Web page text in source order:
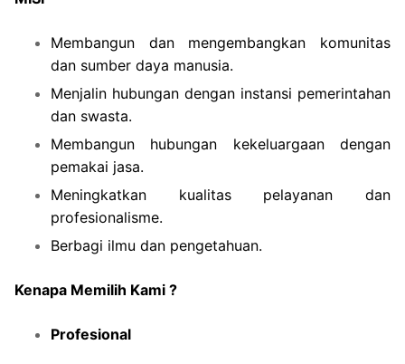
Membangun dan mengembangkan komunitas
dan sumber daya manusia.
Menjalin hubungan dengan instansi pemerintahan
dan swasta.
Membangun hubungan kekeluargaan dengan
pemakai jasa.
Meningkatkan kualitas pelayanan dan
profesionalisme.
Berbagi ilmu dan pengetahuan.
Kenapa Memilih Kami ?
Profesional